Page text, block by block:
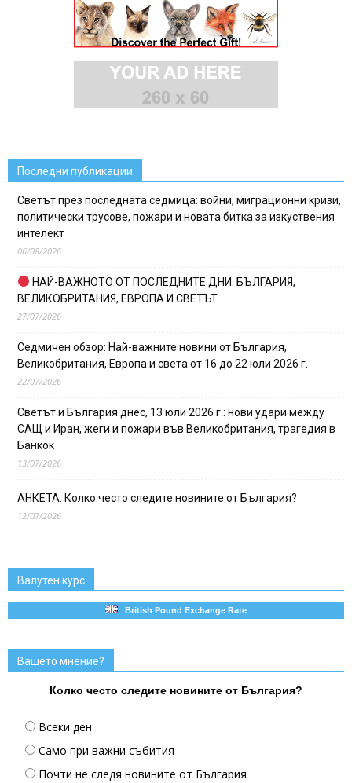
Последни публикации
Светът през последната седмица: войни, миграционни кризи,
политически трусове, пожари и новата битка за изкуствения
интелект
06/08/2026
НАЙ-ВАЖНОТО ОТ ПОСЛЕДНИТЕ ДНИ: БЪЛГАРИЯ,
ВЕЛИКОБРИТАНИЯ, ЕВРОПА И СВЕТЪТ
27/07/2026
Седмичен обзор: Най-важните новини от България,
Великобритания, Европа и света от 16 до 22 юли 2026 г.
22/07/2026
Светът и България днес, 13 юли 2026 г.: нови удари между
САЩ и Иран, жеги и пожари във Великобритания, трагедия в
Банкок
13/07/2026
АНКЕТА: Колко често следите новините от България?
12/07/2026
Валутен курс
British Pound Exchange Rate
Вашето мнение?
Колко често следите новините от България?
Всеки ден
Само при важни събития
Почти не следя новините от България